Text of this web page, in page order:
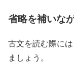
省略を補いな
古文を読む際に
ましょう。